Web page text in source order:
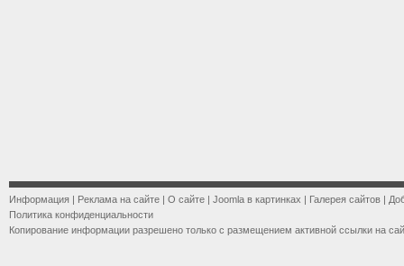
Информация | Реклама на сайте | О сайте | Joomla в картинках | Галерея сайтов |
Политика конфиденциальности
Копирование информации разрешено только с размещением активной ссылки на